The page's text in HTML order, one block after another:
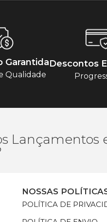
Garantida
Qualidade
Descontos
Lançamentos
NOSSAS
POLÍTICA DE